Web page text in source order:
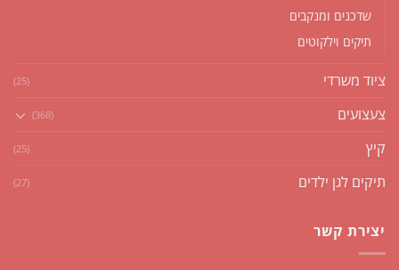
שדכנים ומנקבים
תיקים וילקוטים
ציוד משרדי (25)
צעצועים (368)
קיץ (25)
תיקים לגן ילדים (27)
יצירת קשר